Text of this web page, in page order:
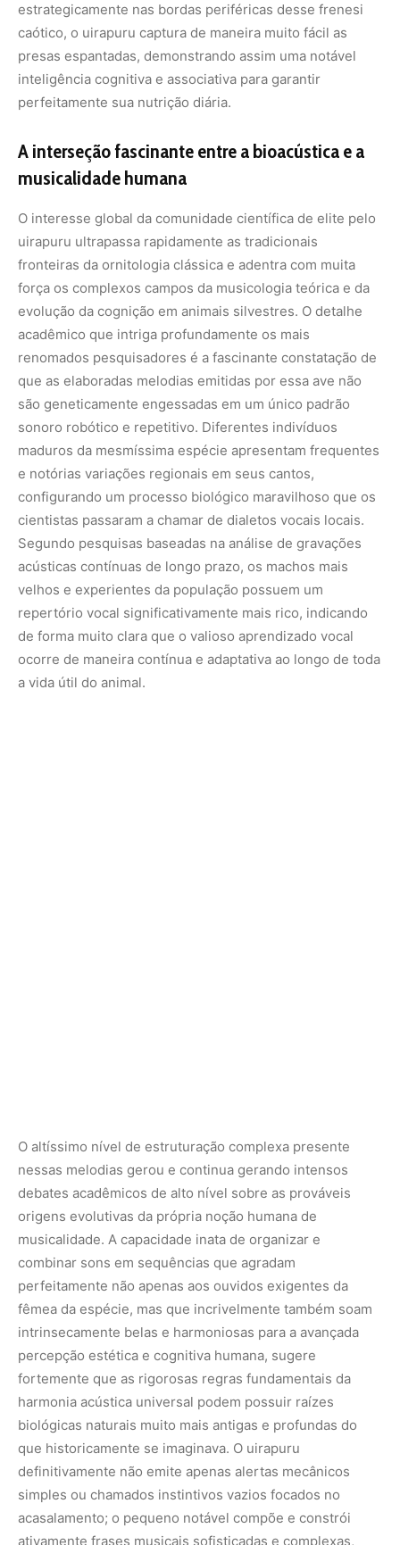
estrategicamente nas bordas periféricas desse frenesi
caótico, o uirapuru captura de maneira muito fácil as
presas espantadas, demonstrando assim uma notável
inteligência cognitiva e associativa para garantir
perfeitamente sua nutrição diária.
A interseção fascinante entre a bioacústica e a
musicalidade humana
O interesse global da comunidade científica de elite pelo
uirapuru ultrapassa rapidamente as tradicionais
fronteiras da ornitologia clássica e adentra com muita
força os complexos campos da musicologia teórica e da
evolução da cognição em animais silvestres. O detalhe
acadêmico que intriga profundamente os mais
renomados pesquisadores é a fascinante constatação de
que as elaboradas melodias emitidas por essa ave não
são geneticamente engessadas em um único padrão
sonoro robótico e repetitivo. Diferentes indivíduos
maduros da mesmíssima espécie apresentam frequentes
e notórias variações regionais em seus cantos,
configurando um processo biológico maravilhoso que os
cientistas passaram a chamar de dialetos vocais locais.
Segundo pesquisas baseadas na análise de gravações
acústicas contínuas de longo prazo, os machos mais
velhos e experientes da população possuem um
repertório vocal significativamente mais rico, indicando
de forma muito clara que o valioso aprendizado vocal
ocorre de maneira contínua e adaptativa ao longo de toda
a vida útil do animal.
O altíssimo nível de estruturação complexa presente
nessas melodias gerou e continua gerando intensos
debates acadêmicos de alto nível sobre as prováveis
origens evolutivas da própria noção humana de
musicalidade. A capacidade inata de organizar e
combinar sons em sequências que agradam
perfeitamente não apenas aos ouvidos exigentes da
fêmea da espécie, mas que incrivelmente também soam
intrinsecamente belas e harmoniosas para a avançada
percepção estética e cognitiva humana, sugere
fortemente que as rigorosas regras fundamentais da
harmonia acústica universal podem possuir raízes
biológicas naturais muito mais antigas e profundas do
que historicamente se imaginava. O uirapuru
definitivamente não emite apenas alertas mecânicos
simples ou chamados instintivos vazios focados no
acasalamento; o pequeno notável compõe e constrói
ativamente frases musicais sofisticadas e complexas,